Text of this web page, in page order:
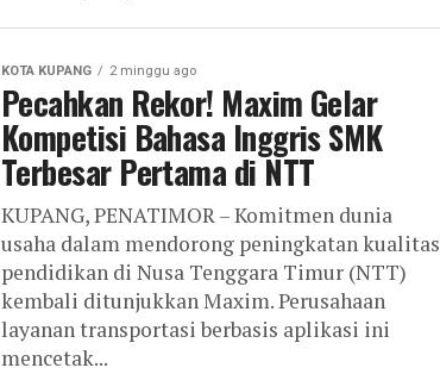
KOTA KUPANG 2 minggu ago
Pecahkan Rekor! Maxim Gelar
Kompetisi Bahasa Inggris SMK
Terbesar Pertama di NTT
KUPANG, PENATIMOR – Komitmen dunia
usaha dalam mendorong peningkatan kualitas
pendidikan di Nusa Tenggara Timur (NTT)
kembali ditunjukkan Maxim. Perusahaan
layanan transportasi berbasis aplikasi ini
mencetak...